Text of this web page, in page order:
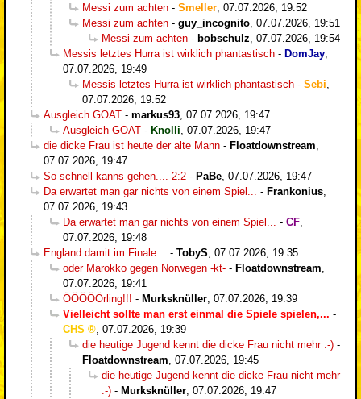
Messi zum achten - Smeller, 07.07.2026, 19:52
Messi zum achten - guy_incognito, 07.07.2026, 19:51
Messi zum achten - bobschulz, 07.07.2026, 19:54
Messis letztes Hurra ist wirklich phantastisch - DomJay,
07.07.2026, 19:49
Messis letztes Hurra ist wirklich phantastisch - Sebi,
07.07.2026, 19:52
Ausgleich GOAT - markus93, 07.07.2026, 19:47
Ausgleich GOAT - Knolli, 07.07.2026, 19:47
die dicke Frau ist heute der alte Mann - Floatdownstream,
07.07.2026, 19:47
So schnell kanns gehen.... 2:2 - PaBe, 07.07.2026, 19:47
Da erwartet man gar nichts von einem Spiel... - Frankonius,
07.07.2026, 19:43
Da erwartet man gar nichts von einem Spiel... - CF,
07.07.2026, 19:48
England damit im Finale… - TobyS, 07.07.2026, 19:35
oder Marokko gegen Norwegen -kt- - Floatdownstream,
07.07.2026, 19:41
ÖÖÖÖÖrling!!! - Murksknüller, 07.07.2026, 19:39
Vielleicht sollte man erst einmal die Spiele spielen,... -
CHS
, 07.07.2026, 19:39
die heutige Jugend kennt die dicke Frau nicht mehr :-) -
Floatdownstream, 07.07.2026, 19:45
die heutige Jugend kennt die dicke Frau nicht mehr
:-) - Murksknüller, 07.07.2026, 19:47